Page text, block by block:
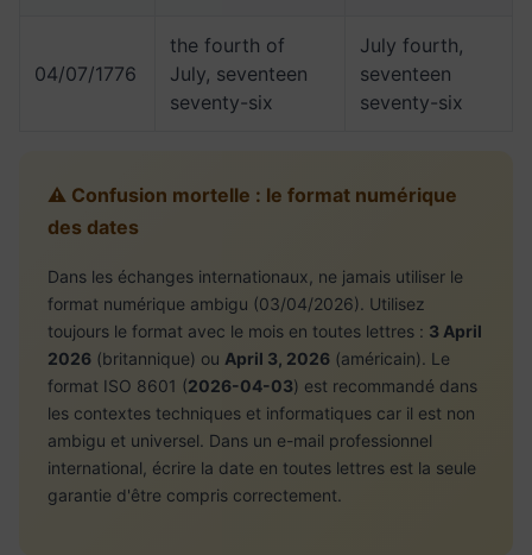
04/07/1776
the fourth of
July, seventeen
seventy-six
July fourth,
seventeen
seventy-six
⚠️ Confusion mortelle : le format numérique
des dates
Dans les échanges internationaux, ne jamais utiliser le
format numérique ambigu (03/04/2026). Utilisez
toujours le format avec le mois en toutes lettres : 3 April
2026 (britannique) ou April 3, 2026 (américain). Le
format ISO 8601 (2026-04-03) est recommandé dans
les contextes techniques et informatiques car il est non
ambigu et universel. Dans un e-mail professionnel
international, écrire la date en toutes lettres est la seule
garantie d'être compris correctement.